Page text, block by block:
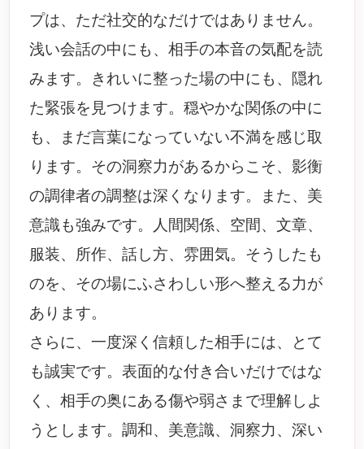
プは、ただ社交的なだけではありません。
浅い会話の中にも、相手の本音の気配を読
みます。きれいに整った場の中にも、隠れ
た緊張を見つけます。穏やかな関係の中に
も、まだ言葉になっていない不満を感じ取
ります。その洞察力があるからこそ、影衡
の調律者の調整は深くなります。また、美
意識も強みです。人間関係、空間、文章、
服装、所作、話し方、雰囲気。そうしたも
のを、その場にふさわしい形へ整える力が
あります。
さらに、一度深く信頼した相手には、とて
も誠実です。表面的な付き合いだけではな
く、相手の奥にある傷や弱さまで理解しよ
うとします。調和、美意識、洞察力、深い